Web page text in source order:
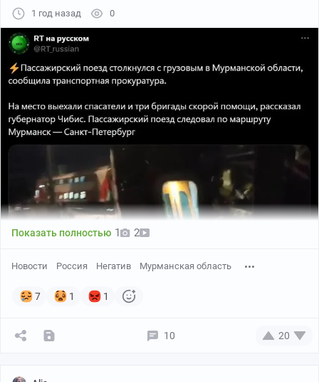
1 год назад 0
Показать полностью 1 2
Новости Россия Негатив Мурманская область
7 1 1
10 20